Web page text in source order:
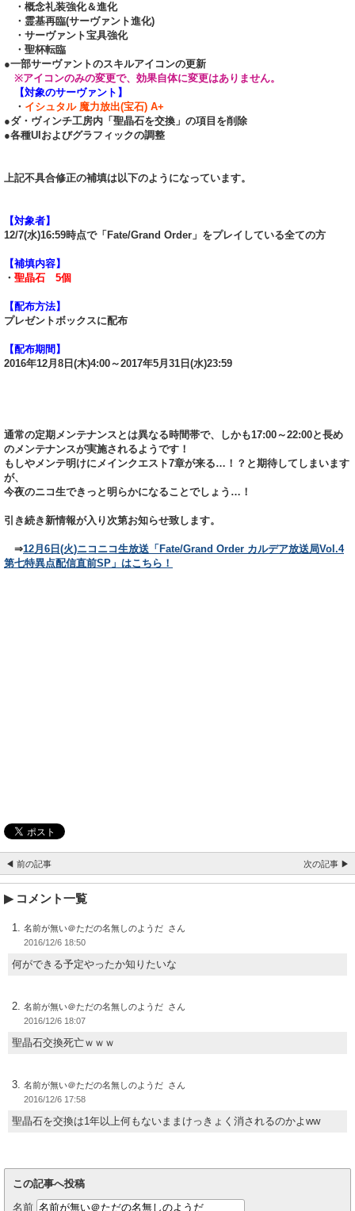
・概念礼装強化＆進化
・霊基再臨(サーヴァント進化)
・サーヴァント宝具強化
・聖杯転臨
●一部サーヴァントのスキルアイコンの更新
※アイコンのみの変更で、効果自体に変更はありません。
【対象のサーヴァント】
・ イシュタル 魔力放出(宝石) A+
●ダ・ヴィンチ工房内「聖晶石を交換」の項目を削除
●各種UIおよびグラフィックの調整
上記不具合修正の補填は以下のようになっています。
【対象者】
12/7(水)16:59時点で「Fate/Grand Order」をプレイしている全ての方
【補填内容】
・ 聖晶石 5個
【配布方法】
プレゼントボックスに配布
【配布期間】
2016年12月8日(木)4:00～2017年5月31日(水)23:59
通常の定期メンテナンスとは異なる時間帯で、しかも17:00～22:00と長め
のメンテナンスが実施されるようです！
もしやメンテ明けにメインクエスト7章が来る…！？と期待してしまいます
が、
今夜のニコ生できっと明らかになることでしょう…！
引き続き新情報が入り次第お知らせ致します。
⇒12月6日(火)ニコニコ生放送「Fate/Grand Order カルデア放送局Vol.4
第七特異点配信直前SP」はこちら！
◀ 前の記事 次の記事 ▶
コメント一覧
名前が無い＠ただの名無しのようだ
2016/12/6 18:50
何ができる予定やったか知りたいな
名前が無い＠ただの名無しのようだ
2016/12/6 18:07
聖晶石交換死亡ｗｗｗ
名前が無い＠ただの名無しのようだ
2016/12/6 17:58
聖晶石を交換は1年以上何もないままけっきょく消されるのかよww
この記事へ投稿
名前